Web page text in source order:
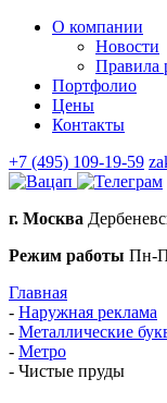
О компании
Новости
Правила
Портфолио
Цены
Контакты
+7 (495) 109-19-59
г. Москва
Режим работы Пн-
Главная
- Наружная реклама
- Металлические
- Метро
- Чистые пруды